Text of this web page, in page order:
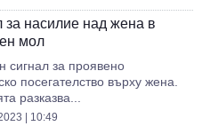
за насилие над жена в
мол
сигнал за проявено
посегателство върху жена.
разказва...
| 10:49